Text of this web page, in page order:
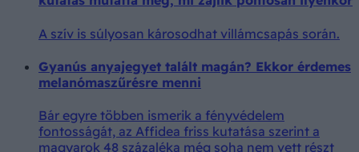
A szív is súlyosan károsodhat villámcsapás során.
Gyanús anyajegyet talált magán? Ekkor érdemes
melanómaszűrésre menni
Bár egyre többen ismerik a fényvédelem
fontosságát, az Affidea friss kutatása szerint a
magyarok 48 százaléka még soha nem vett részt